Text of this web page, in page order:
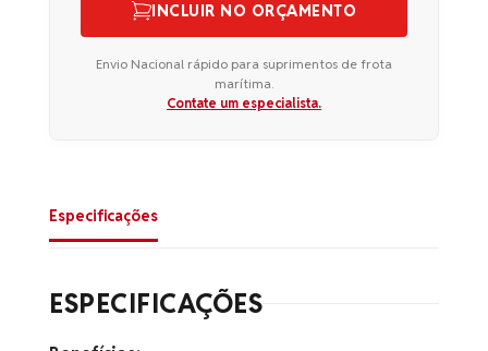
INCLUIR NO ORÇAMENTO
Envio Nacional rápido para suprimentos de frota
marítima.
Contate um especialista.
Especificações
ESPECIFICAÇÕES